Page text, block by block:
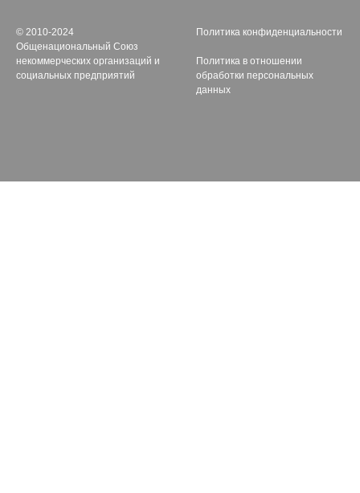
© 2010-2024
Общенациональный Союз
некоммерческих организаций и
социальных предприятий
Политика конфиденциальности
Политика в отношении
обработки персональных
данных